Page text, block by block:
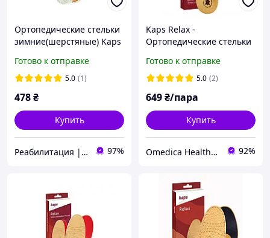
Ортопедические стельки
зимние(шерстяные) Kaps
Готово к отправке
5.0 (1)
478₴
Купить
Реабилитация | Ортопедия | Товары для здоровья 97%
Kaps Relax -
Ортопедические стельки
Готово к отправке
5.0 (2)
649₴/пара
Купить
Omedica Health & Beauty 92%